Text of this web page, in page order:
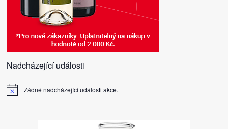
Nadcházející události
Notice Žádné nadcházející události akce.